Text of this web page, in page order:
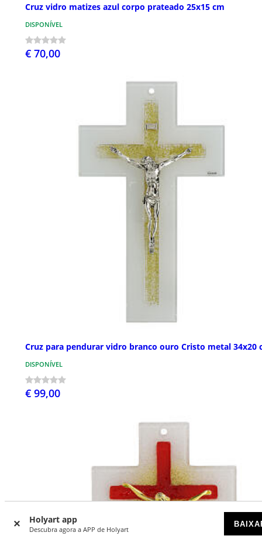
Holyart app
Descubra agora a APP de Holyart
Cruz vidro matizes azul corpo prateado 25x15 cm
DISPONÍVEL
€ 70,00
Cruz para pendurar vidro branco ouro Cristo metal 34x20
DISPONÍVEL
€ 99,00